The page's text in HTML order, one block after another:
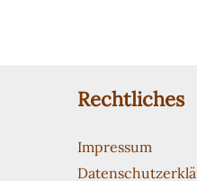
Rechtliches
Impressum